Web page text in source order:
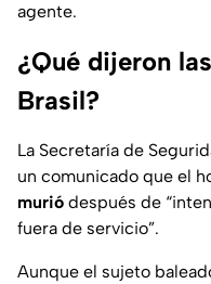
agente.
¿Qué dijeron
Brasil?
La Secretaría de
un comunicado que el
murió después de
fuera de servicio”.
Aunque el sujeto